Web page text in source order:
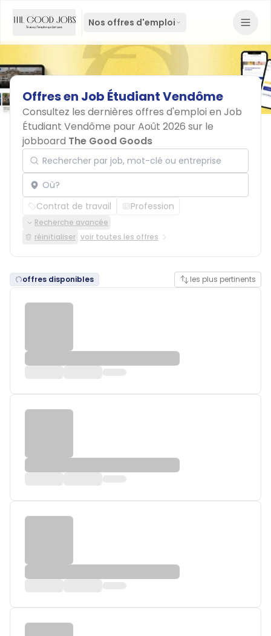
Nos offres d'emploi
Offresen Job ÉtudiantVendôme
Consultez les dernières offres d'emploi en Job
Étudiant Vendôme pour Août 2026 sur le
jobboard The Good Goods
Rechercher par job, mot-clé ou entreprise
Localisation
Contrat de travail Profession
Recherche avancée
réinitialiser voir toutes les offres
offres disponibles les plus pertinents